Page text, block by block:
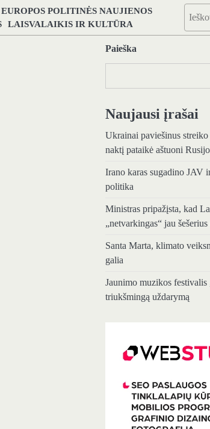
EUROPOS POLITINĖS NAUJIENOS
LAISVALAIKIS IR KULTŪRA
Paieška
Naujausi įrašai
Ukrainai paviešinus
naktį pataikė aštuoni
Irano karas sugadino JAV
politika
Ministras pripažįsta, kad
„netvarkingas“ jau šešerius
Santa Marta, klimato
galia
Jaunimo muzikos
triukšmingą uždarymą